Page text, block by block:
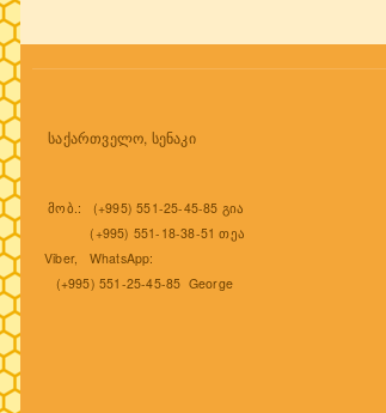
საქართველო, სენაკი
მობ.: (+995) 551-25-45-85 გია
(+995) 551-18-38-51 თეა
Viber, WhatsApp:
(+995) 551-25-45-85 George